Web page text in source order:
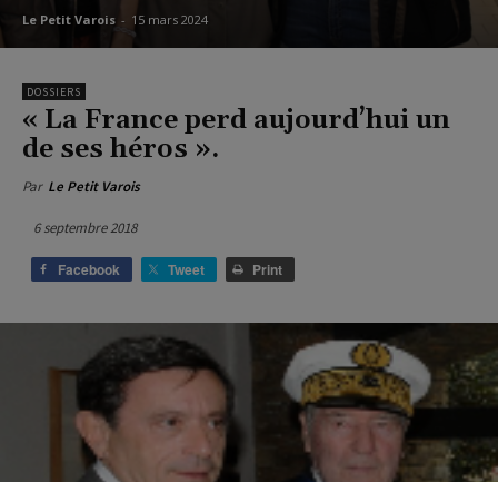
Le Petit Varois - 15 mars 2024
DOSSIERS
« La France perd aujourd’hui un
de ses héros ».
Par Le Petit Varois
6 septembre 2018
Facebook Tweet Print